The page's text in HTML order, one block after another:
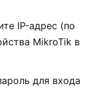
IP-адрес (по
MikroTik в
для входа